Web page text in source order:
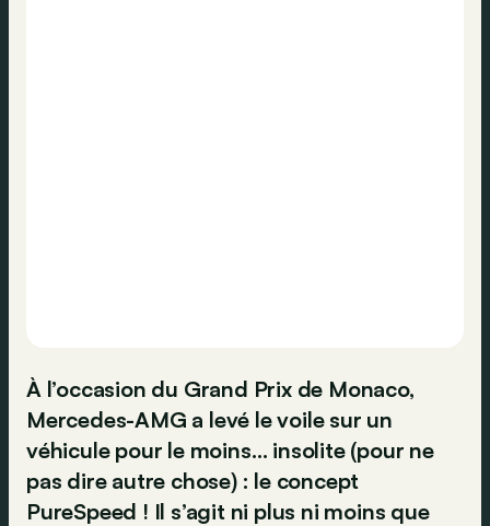
À l’occasion du Grand Prix de Monaco,
Mercedes-AMG a levé le voile sur un
véhicule pour le moins… insolite (pour ne
pas dire autre chose) : le concept
PureSpeed ! Il s’agit ni plus ni moins que